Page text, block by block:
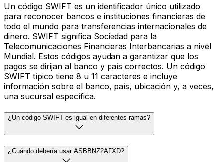
Un código SWIFT es un identificador único utilizado
para reconocer bancos e instituciones financieras de
todo el mundo para transferencias internacionales de
dinero. SWIFT significa Sociedad para la
Telecomunicaciones Financieras Interbancarias a nivel
Mundial. Estos códigos ayudan a garantizar que los
pagos se dirijan al banco y país correctos. Un código
SWIFT típico tiene 8 u 11 caracteres e incluye
información sobre el banco, país, ubicación y, a veces,
una sucursal específica.
¿Un código SWIFT es igual en diferentes ramas?
¿Cuándo debería usar ASBBNZ2AFXD?